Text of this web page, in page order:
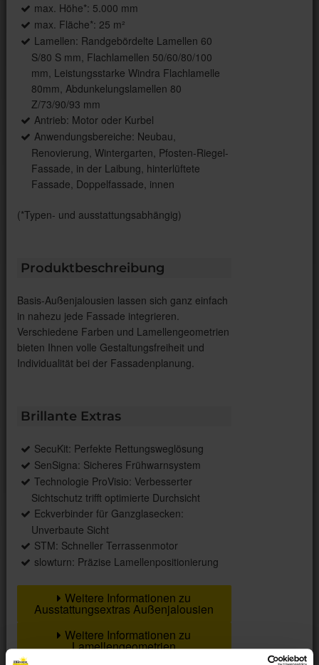
max. Höhe*: 5.000 mm
max. Fläche*: 25 m²
Lamellen: Randgebördelte Lamellen 60
S/80 S mm, Flachlamellen 50/60/80/100
mm, Leistungsstarke Windra Flachlamelle
80mm, Abdunkelungslamellen 80
Z/73/90/93 mm
Antrieb: Motor oder Kurbel
Anwendungsbereiche: Neubau,
Renovierung, Wintergarten, Pfosten-Riegel-
Fassade, in der Laibung, hinterlüftete
Fassade, Doppelfassade, innen
(*Typen- und ausstattungsabhängig)
Produktbeschreibung
Basis-Außenjalousien lassen sich ganz einfach
in nahezu jede Fassade integrieren.
Verschiedene Farben und Lamellengeometrien
bieten Ihnen volle Gestaltungsfreiheit und
Individualität bei der Fassadenplanung.
Brillante Extras
SecuKit: Perfekte Rettungsweglösung
SenSigna: Sicheres Frühwarnsystem
Technologie ProVisio: Verbesserter
Sichtschutz trifft optimierte Durchsicht
Eckverbinder für Ganzglasecken:
Unverbaute Sicht
STM: Schneller Terrassenmotor
slowturn: Präzise Lamellenpositionierung
Weitere Informationen zu
Ausstattungsextras Außenjalousien
Weitere Informationen zu
Lamellengeometrien